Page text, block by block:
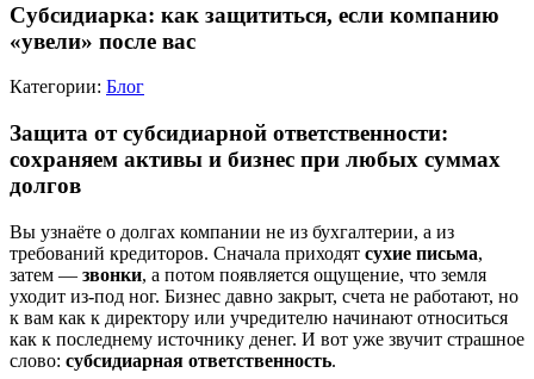
Субсидиарка: как защититься, если компанию
«увели» после вас
Категории: Блог
Защита от субсидиарной ответственности:
сохраняем активы и бизнес при любых суммах
долгов
Вы узнаёте о долгах компании не из бухгалтерии, а из
требований кредиторов. Сначала приходят сухие письма,
затем — звонки, а потом появляется ощущение, что земля
уходит из-под ног. Бизнес давно закрыт, счета не работают, но
к вам как к директору или учредителю начинают относиться
как к последнему источнику денег. И вот уже звучит страшное
слово: субсидиарная ответственность.